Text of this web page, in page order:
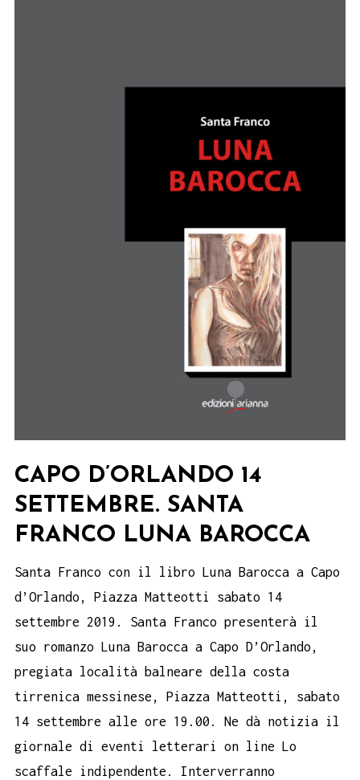
CAPO D’ORLANDO 14
SETTEMBRE. SANTA
FRANCO LUNA BAROCCA
Santa Franco con il libro Luna Barocca a Capo
d’Orlando, Piazza Matteotti sabato 14
settembre 2019. Santa Franco presenterà il
suo romanzo Luna Barocca a Capo D’Orlando,
pregiata località balneare della costa
tirrenica messinese, Piazza Matteotti, sabato
14 settembre alle ore 19.00. Ne dà notizia il
giornale di eventi letterari on line Lo
scaffale indipendente. Interverranno